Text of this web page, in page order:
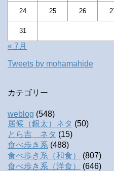
24 25 26
31
« 7月
Tweets by mohamahide
カテゴリー
weblog (548)
居候（銀太）ネタ (50)
とら吉 ネタ (15)
食べ歩き系 (488)
食べ歩き系（和食）
(807)
食べ歩き系（洋食）
(646)